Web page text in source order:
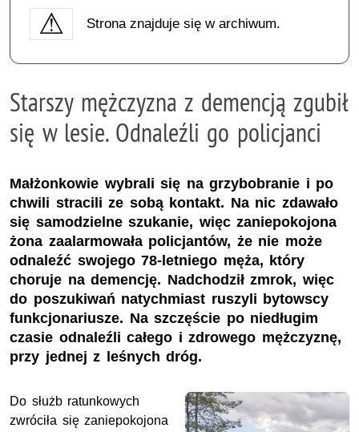
Strona znajduje się w archiwum.
Starszy mężczyzna z demencją zgubił
się w lesie. Odnaleźli go policjanci
Małżonkowie wybrali się na grzybobranie i po
chwili stracili ze sobą kontakt. Na nic zdawało
się samodzielne szukanie, więc zaniepokojona
żona zaalarmowała policjantów, że nie może
odnaleźć swojego 78-letniego męża, który
choruje na demencję. Nadchodził zmrok, więc
do poszukiwań natychmiast ruszyli bytowscy
funkcjonariusze. Na szczęście po niedługim
czasie odnaleźli całego i zdrowego mężczyznę,
przy jednej z leśnych dróg.
Do służb ratunkowych
zwróciła się zaniepokojona